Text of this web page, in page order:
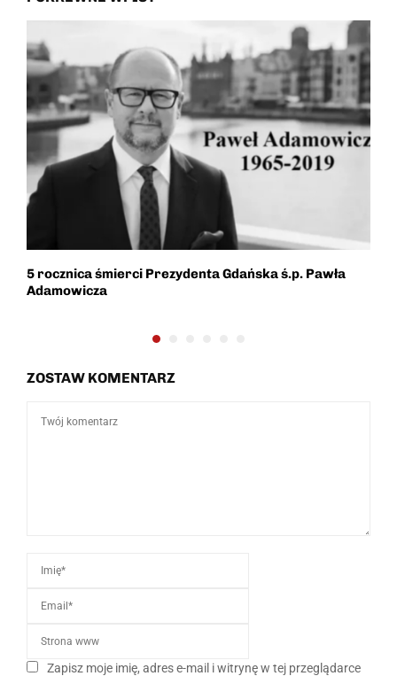
5 rocznica śmierci Prezydenta Gdańska ś.p. Pawła
Adamowicza
ZOSTAW KOMENTARZ
Zapisz moje imię, adres e-mail i witrynę w tej przeglądarce